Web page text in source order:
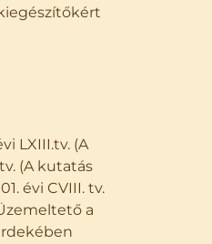
LXIII.tv. (A
(A kutatás
évi CVIII. tv.
a